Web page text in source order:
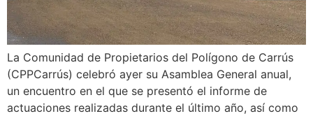
La Comunidad de Propietarios del Polígono de Carrús
(CPPCarrús) celebró ayer su Asamblea General anual,
un encuentro en el que se presentó el informe de
actuaciones realizadas durante el último año, así como